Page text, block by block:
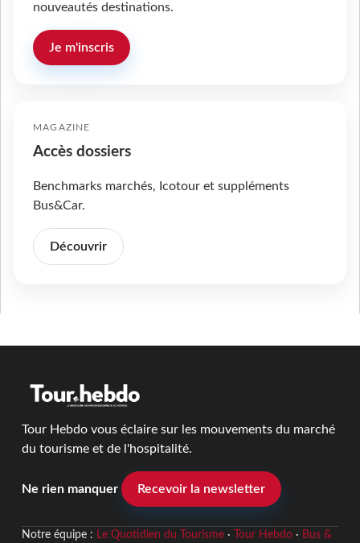
nouveautés destinations.
Je m'inscris
MAGAZINE
Accès dossiers
Benchmarks marchés, Icotour et suppléments
Bus&Car.
Découvrir
Tour Hebdo vous éclaire sur les mouvements du marché
du tourisme et de l'hospitalité.
Ne rien manquer Recevoir la newsletter
Notre équipe : Le Quotidien du Tourisme· Tour Hebdo· Bus &